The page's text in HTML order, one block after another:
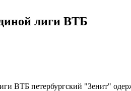
лиги ВТБ
ВТБ петербургский "Зенит"